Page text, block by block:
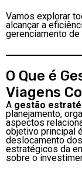
Vamos explorar
alcançar a
gerenciamento de
O Que é
Viagens
A gestão
planejamento,
aspectos
objetivo principal
deslocamento
estratégicos da
sobre o